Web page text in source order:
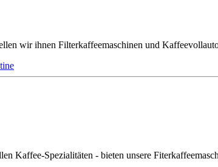
wir ihnen Filterkaffeemaschinen und
Kaffee-Spezialitäten - bieten unsere